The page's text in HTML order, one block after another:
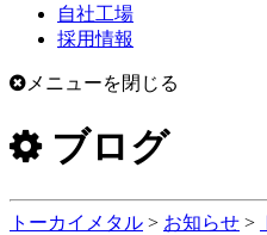
自社工場
採用情報
メニューを閉じる
ブログ
トーカイメタル > お知らせ >